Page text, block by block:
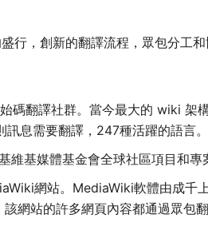
行，創新的翻譯流程，眾包分工
始碼翻譯社群。當今最大的 wiki
息需要翻譯，247種活躍的語言。
維基媒體基金會全球社區項目和
網站。MediaWiki軟體由成千
網站的許多網頁內容都通過眾包